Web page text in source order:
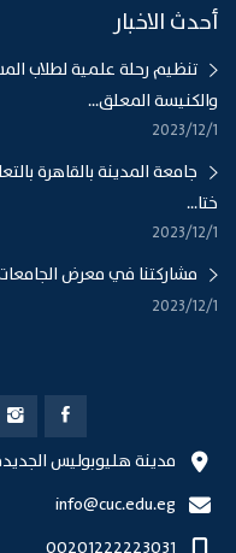
أحدث الاخبار
تنظيم رحلة علمية لطلاب
والكنيسة المعلق...
1‏‏/12‏‏/2023
جامعة المدينة بالقاهرة
ختا...
1‏‏/12‏‏/2023
مشاركتنا في معرض
1‏‏/12‏‏/2023
مدينة هليوبوليس
info@cuc.edu.eg